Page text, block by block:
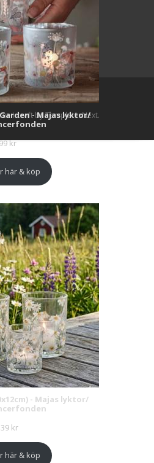
- Majas lyktor/
kr
här & köp
- Majas lyktor/
kr
här & köp
i-craftby TemplatesNext.